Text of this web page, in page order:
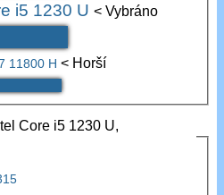
i5 1230 U< Vybráno
11800 H< Horší
Core i5 1230 U,